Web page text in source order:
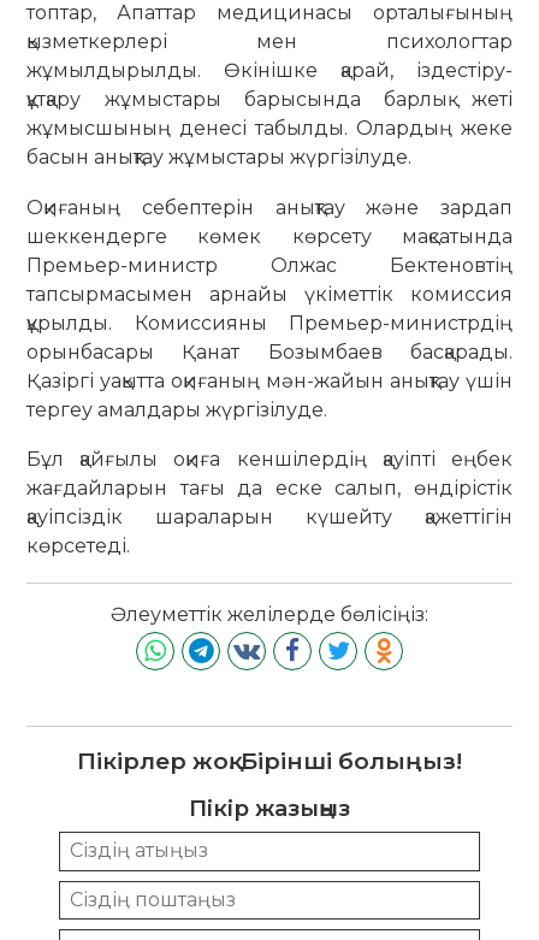
топтар, Апаттар медицинасы орталығының
қызметкерлері мен психологтар
жұмылдырылды. Өкінішке қарай, іздестіру-
құтқару жұмыстары барысында барлық жеті
жұмысшының денесі табылды. Олардың жеке
басын анықтау жұмыстары жүргізілуде.
Оқиғаның себептерін анықтау және зардап
шеккендерге көмек көрсету мақсатында
Премьер-министр Олжас Бектеновтің
тапсырмасымен арнайы үкіметтік комиссия
құрылды. Комиссияны Премьер-министрдің
орынбасары Қанат Бозымбаев басқарады.
Қазіргі уақытта оқиғаның мән-жайын анықтау үшін
тергеу амалдары жүргізілуде.
Бұл қайғылы оқиға кеншілердің қауіпті еңбек
жағдайларын тағы да еске салып, өндірістік
қауіпсіздік шараларын күшейту қажеттігін
көрсетеді.
Әлеуметтік желілерде бөлісіңіз:
Пікірлер жоқ. Бірінші болыңыз!
Пікір жазыңыз